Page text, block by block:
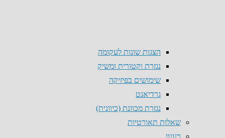
הצגות שונות לעקומה
נגזרת וקטורית ומשיק
שימושים בפיזיקה
גרדיאנט
נגזרת מכוונת (כיוונית)
שאלות תאורטיות